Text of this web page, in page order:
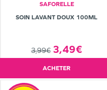
SAFORELLE
SOIN LAVANT DOUX 100ML
3,99€ 3,49€
ACHETER